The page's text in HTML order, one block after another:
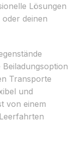
Lösungen
deinen
Transporte
und
von einem